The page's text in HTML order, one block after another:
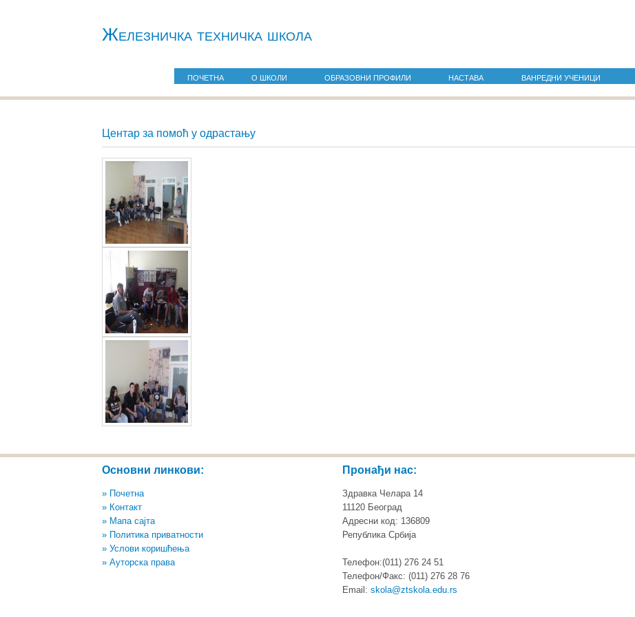
Железничкa техничка школа
ПОЧЕТНА О ШКОЛИ ОБРАЗОВНИ ПРОФИЛИ НАСТАВА ВАНРЕДНИ УЧЕНИЦИ
Центар за помоћ у одрастању
Основни линкови:
» Почетна
» Контакт
» Мапа сајта
» Политика приватности
» Услови коришћења
» Ауторска права
Пронађи нас:
Здравка Челара 14
11120 Београд
Адресни код: 136809
Република Србија
Телефон:(011) 276 24 51
Телефон/Факс: (011) 276 28 76
Email:skola@ztskola.edu.rs